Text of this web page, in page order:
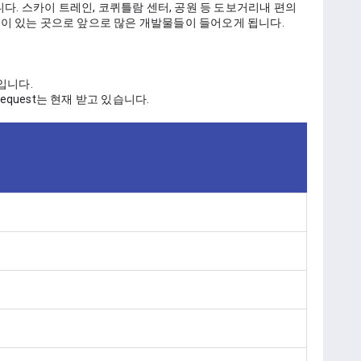
. 스카이 트레인, 코퀴틀람 센터, 공원 등 도보거리내 편의
있는 곳으로 앞으로 많은 개발물들이 들어오게 됩니다.
니다.
는 현재 받고 있습니다.